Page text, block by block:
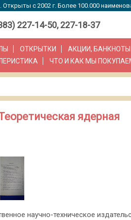
с 2002 г. Более 100.000
227-14-50, 227-18-37
ОТКРЫТКИ АКЦИИ, БАНКНОТЫ
ЧТО И КАК МЫ
ядерная
научно-техническое